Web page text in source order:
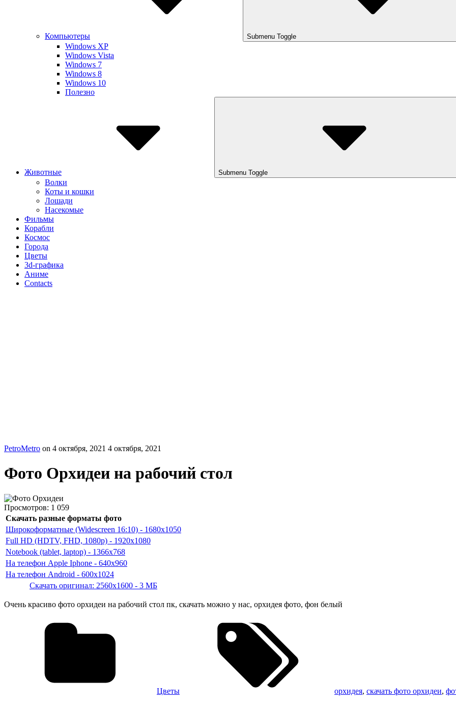
Компьютеры Submenu Toggle
Windows XP
Windows Vista
Windows 7
Windows 8
Windows 10
Полезно
Животные Submenu Toggle
Волки
Коты и кошки
Лошади
Насекомые
Фильмы
Корабли
Космос
Города
Цветы
3d-графика
Аниме
Contacts
PetroMetro on 4 октября, 2021 4 октября, 2021
Фото Орхидеи на рабочий стол
Просмотров: 1 059
Скачать оригинал: 2560x1600 - 3 МБ
Скачать разные форматы фото
Широкоформатные (Widescreen 16:10) - 1680x1050
Full HD (HDTV, FHD, 1080p) - 1920x1080
Notebook (tablet, laptop) - 1366x768
На телефон Apple Iphone - 640x960
На телефон Android - 600x1024
Очень красиво фото орхидеи на рабочий стол пк, скачать можно у нас, орхидея фото, фон белый
Цветы орхидея, скачать фото орхидеи,